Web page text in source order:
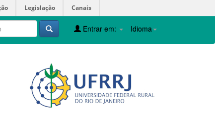
Legislação Canais
Idioma
Entrar em: